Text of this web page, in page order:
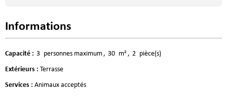
Informations
Capacité : 3 personnes maximum 30 m² 2 pièce(s)
Extérieurs : Terrasse
Services : Animaux acceptés